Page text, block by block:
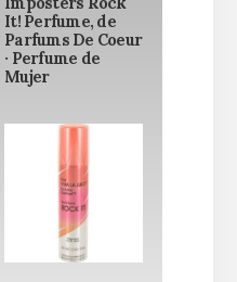
It! Perfume, de
Parfums De Coeur
· Perfume de
Mujer